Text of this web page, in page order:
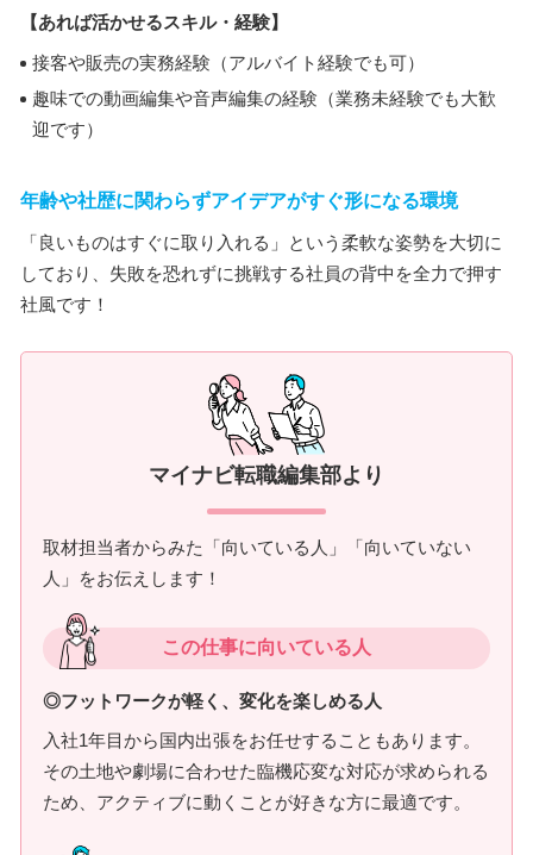
【あれば活かせるスキル・経験】
接客や販売の実務経験（アルバイト経験でも可）
趣味での動画編集や音声編集の経験（業務未経験でも大歓
迎です）
年齢や社歴に関わらずアイデアがすぐ形になる環境
「良いものはすぐに取り入れる」という柔軟な姿勢を大切に
しており、失敗を恐れずに挑戦する社員の背中を全力で押す
社風です！
マイナビ転職編集部より
取材担当者からみた「向いている人」「向いていない
人」をお伝えします！
この仕事に向いている人
◎フットワークが軽く、変化を楽しめる人
入社1年目から国内出張をお任せすることもあります。
その土地や劇場に合わせた臨機応変な対応が求められる
ため、アクティブに動くことが好きな方に最適です。